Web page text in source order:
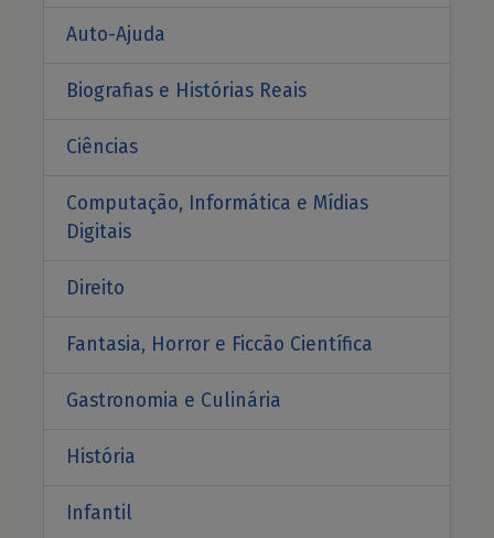
Auto-Ajuda
Biografias e Histórias Reais
Ciências
Computação, Informática e Mídias
Digitais
Direito
Fantasia, Horror e Ficcão Científica
Gastronomia e Culinária
História
Infantil